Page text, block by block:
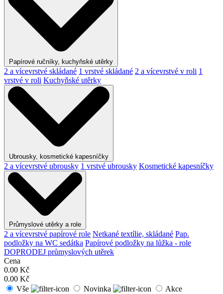
Papírové ručníky, kuchyňské utěrky
2 a vícevrstvé skládané 1 vrstvé skládané 2 a vícevrstvé v roli 1
vrstvé v roli Kuchyňské utěrky
Ubrousky, kosmetické kapesníčky
2 a vícevrstvé ubrousky 1 vrstvé ubrousky Kosmetické kapesníčky
Průmyslové utěrky a role
2 a vícevrstvé papírové role Netkané textílie, skládané Pap.
podložky na WC sedátka Papírové podložky na lůžka - role
DOPRODEJ průmyslových utěrek
Cena
0.00 Kč
0.00 Kč
Vše
Novinka
Akce